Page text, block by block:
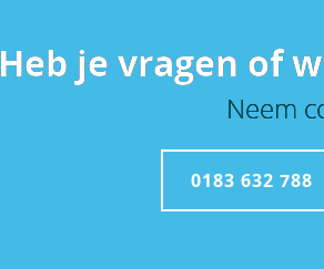
Heb je vragen of
Neem
0183 632 788